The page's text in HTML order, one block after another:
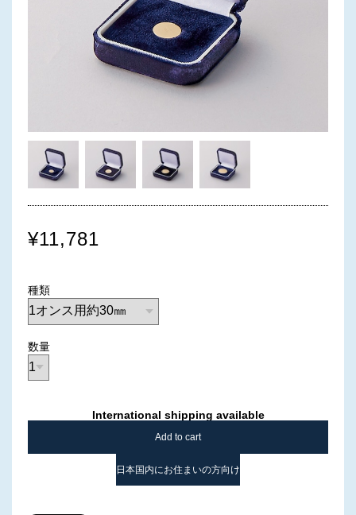
¥11,781
種類
数量
International shipping available
Add to cart
日本国内にお住まいの方向け